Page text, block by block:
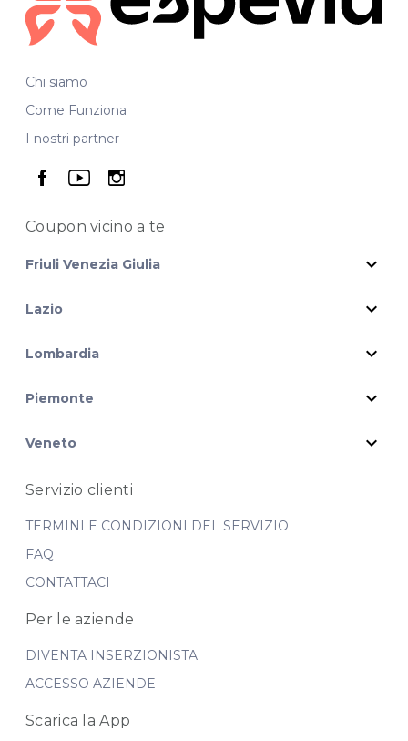
Chi siamo
Come Funziona
I nostri partner
seguici su facebook
seguici su youtube
seguici su instagram
Coupon vicinoa te
Friuli Venezia Giulia expand_more
Lazio expand_more
Lombardia expand_more
Piemonte expand_more
Veneto expand_more
Servizio clienti
TERMINI E CONDIZIONI DEL SERVIZIO
FAQ
CONTATTACI
Per le aziende
DIVENTA INSERZIONISTA
ACCESSO AZIENDE
Scarica la App